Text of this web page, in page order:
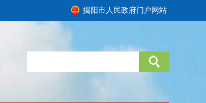
揭阳市人民政府门户网站